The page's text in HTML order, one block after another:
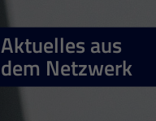
Aktuelles aus
dem Netzwerk